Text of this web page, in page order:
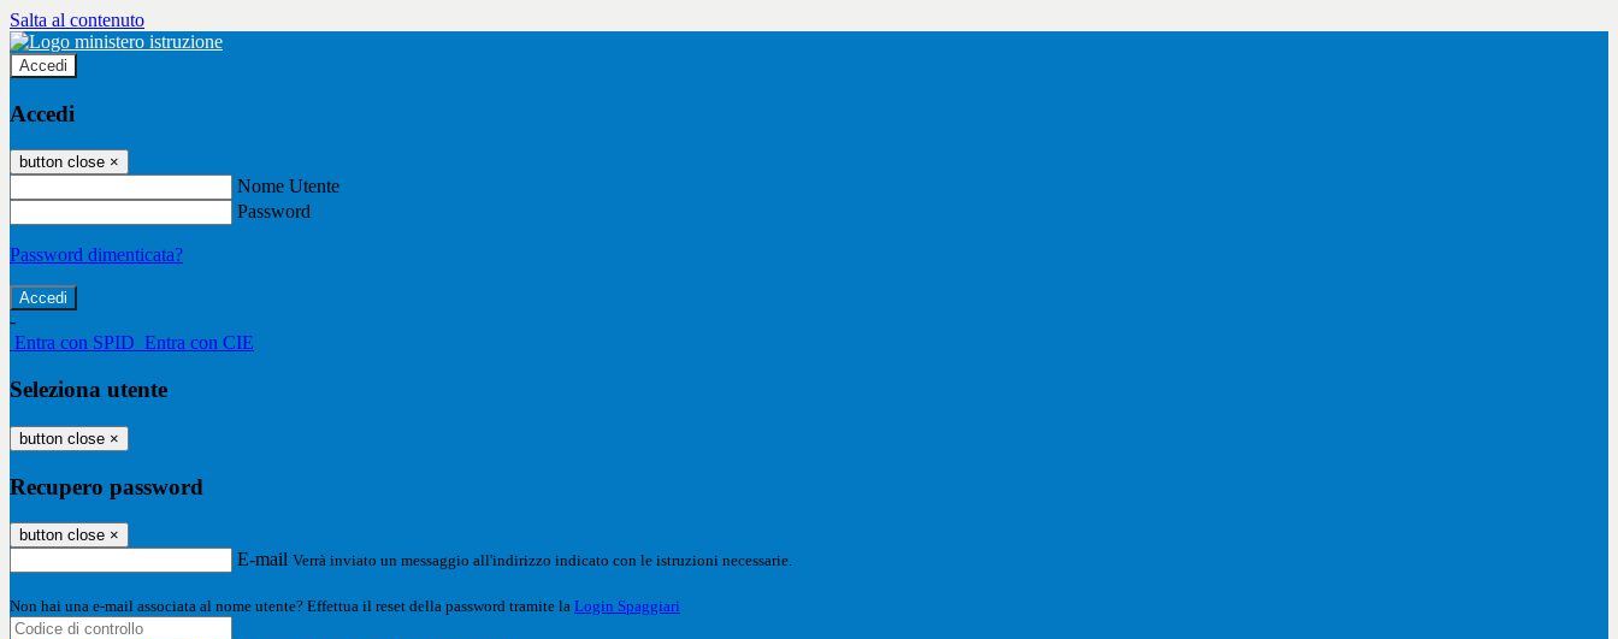
Salta al contenuto
Accedi
Accedi
button close ×
Nome Utente
Password
Password dimenticata?
-
Entra con SPID Entra con CIE
Seleziona utente
button close ×
Recupero password
button close ×
E-mail Verrà inviato un messaggio all'indirizzo indicato con le istruzioni necessarie.
Non hai una e-mail associata al nome utente? Effettua il reset della password tramite la Login Spaggiari